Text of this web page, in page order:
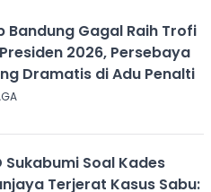
Bandung Gagal Raih Trofi
2026, Persebaya
Dramatis di Adu Penalti
Sukabumi Soal Kades
Terjerat Kasus Sabu: